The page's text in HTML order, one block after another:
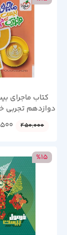
کتاب ماجرای
دوازدهم تجربی
1404
450,000
%15